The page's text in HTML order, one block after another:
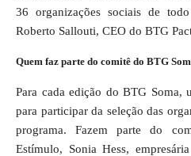
36 organizações sociais de
Roberto Sallouti, CEO do BTG
Quem faz parte do comitê do BTG
Para cada edição do BTG Soma,
para participar da seleção das
programa. Fazem parte do
Estímulo, Sonia Hess,